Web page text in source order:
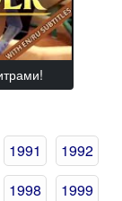
1991
1992
1998
1999